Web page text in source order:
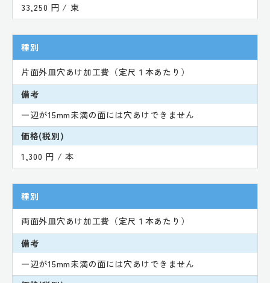
33,250 円 / 束
種別
片面外皿穴あけ加工費（定尺１本あたり）
備考
一辺が15mm未満の面には穴あけできません
価格(税別)
1,300 円 / 本
種別
両面外皿穴あけ加工費（定尺１本あたり）
備考
一辺が15mm未満の面には穴あけできません